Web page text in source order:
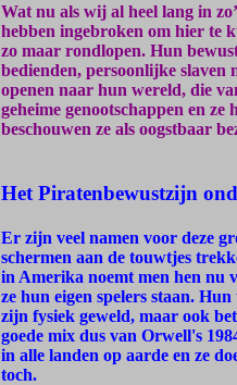
Wat nu als wij al heel lang in
hebben ingebroken om hier te
zo maar rondlopen. Hun
bedienden, persoonlijke slaven
openen naar hun wereld, die
geheime genootschappen en ze
beschouwen ze als oogstbaar
Het Piratenbewustzijn
Er zijn veel namen voor deze
schermen aan de touwtjes
in Amerika noemt men hen nu
ze hun eigen spelers staan.
zijn fysiek geweld, maar ook
goede mix dus van Orwell's
in alle landen op aarde en ze
toch.